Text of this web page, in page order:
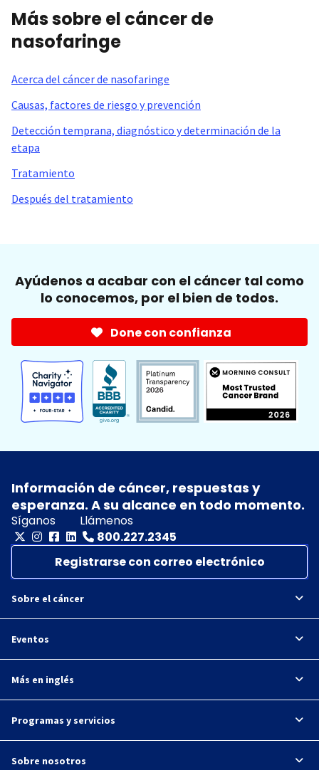
Más sobre el cáncer de
nasofaringe
Acerca del cáncer de nasofaringe
Causas, factores de riesgo y prevención
Detección temprana, diagnóstico y determinación de la
etapa
Tratamiento
Después del tratamiento
Ayúdenos a acabar con el cáncer tal como
lo conocemos, por el bien de todos.
Done con confianza
Información de cáncer, respuestas y
esperanza. A su alcance en todo momento.
Síganos
Llámenos
800.227.2345
Registrarse con correo electrónico
Sobre el cáncer
Eventos
Más en inglés
Programas y servicios
Sobre nosotros